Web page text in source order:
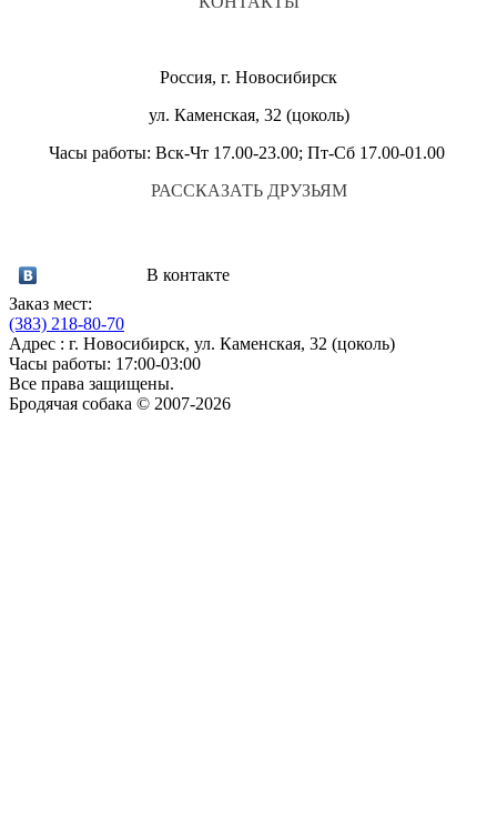
Россия, г. Новосибирск
ул. Каменская, 32 (цоколь)
Часы работы: Вск-Чт 17.00-23.00; Пт-Сб 17.00-01.00
РАССКАЗАТЬ ДРУЗЬЯМ
В контакте
Заказ мест:
(383) 218-80-70
Адрес : г. Новосибирск, ул. Каменская, 32 (цоколь)
Часы работы: 17:00-03:00
Все права защищены.
Бродячая собака © 2007-2026